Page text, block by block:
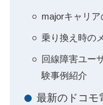
majorキャリ
乗り換え時の
回線障害ユー
験事例紹介
最新のドコモ